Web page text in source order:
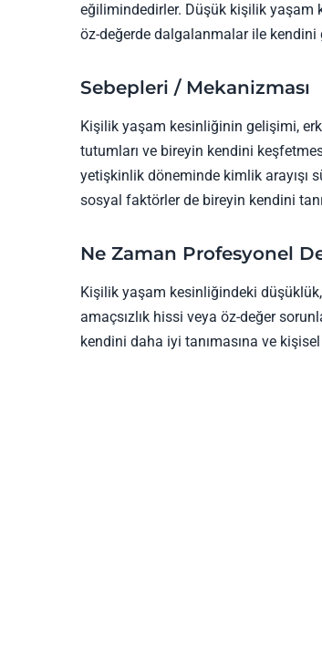
eğilimindedirler. Düşük kişilik yaşam
öz-değerde dalgalanmalar ile kendini
Sebepleri / Mekanizması
Kişilik yaşam kesinliğinin gelişimi,
tutumları ve bireyin kendini
yetişkinlik döneminde kimlik arayışı
sosyal faktörler de bireyin kendini
Ne Zaman Profesyonel
Kişilik yaşam kesinliğindeki
amaçsızlık hissi veya öz-değer
kendini daha iyi tanımasına ve